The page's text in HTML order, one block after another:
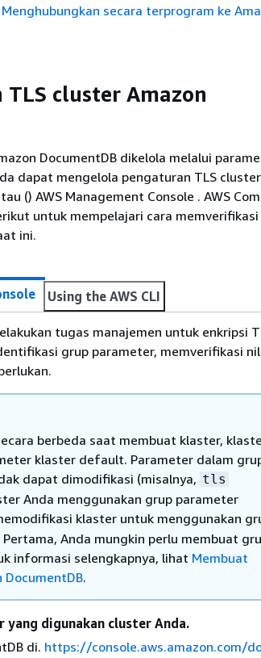
Menghubungkan secara terprogram ke
cluster Amazon
DocumentDB dikelola melalui
dapat mengelola pengaturan TLS cluster
() AWS Management Console . AWS
untuk mempelajari cara memverifikasi
ini.
Using the AWS CLI
tugas manajemen untuk enkripsi
grup parameter, memverifikasi
berbeda saat membuat klaster,
klaster default. Parameter dalam
dapat dimodifikasi (misalnya, tls
Anda menggunakan grup parameter
klaster untuk menggunakan
Anda mungkin perlu membuat
informasi selengkapnya, lihat Membuat
.
digunakan cluster Anda.
di. https://console.aws.amazon.com/